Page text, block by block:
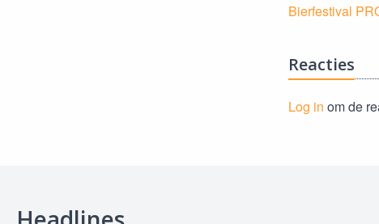
Bierfestival
Reacties
Log in om de